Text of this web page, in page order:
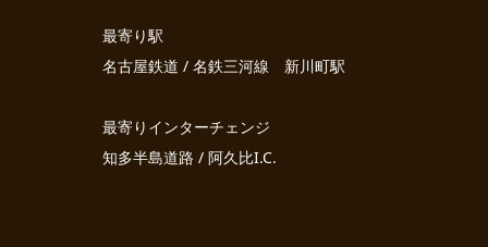
最寄り駅
名古屋鉄道 / 名鉄三河線 新川町駅
最寄りインターチェンジ
知多半島道路 / 阿久比I.C.